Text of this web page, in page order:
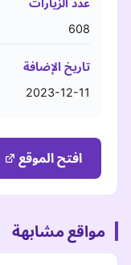
عدد الزيارات
608
تاريخ الإضافة
2023-12-11
افتح الموقع
مواقع مشابهة